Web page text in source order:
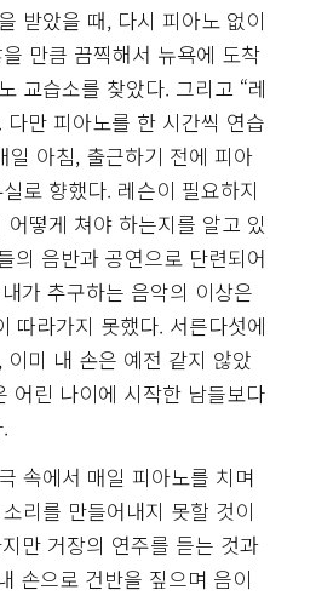
받았을 때, 다시 피아노 없이
만큼 끔찍해서 뉴욕에 도착
교습소를 찾았다. 그리고 “레
만 피아노를 한 시간씩 연습
일 아침, 출근하기 전에 피아
로 향했다. 레슨이 필요하지
떻게 쳐야 하는지를 알고 있
의 음반과 공연으로 단련되어
가 추구하는 음악의 이상은
따라가지 못했다. 서른다섯에
미 내 손은 예전 같지 않았
어린 나이에 시작한 남들보다
속에서 매일 피아노를 치며
리를 만들어내지 못할 것이
만 거장의 연주를 듣는 것과
손으로 건반을 짚으며 음이